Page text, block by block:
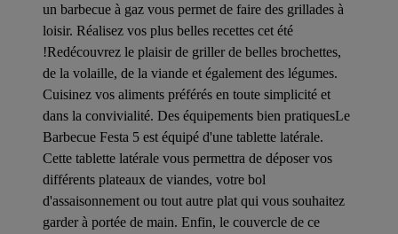
un barbecue à gaz vous permet de faire des grillades à
loisir. Réalisez vos plus belles recettes cet été
!Redécouvrez le plaisir de griller de belles brochettes,
de la volaille, de la viande et également des légumes.
Cuisinez vos aliments préférés en toute simplicité et
dans la convivialité. Des équipements bien pratiquesLe
Barbecue Festa 5 est équipé d'une tablette latérale.
Cette tablette latérale vous permettra de déposer vos
différents plateaux de viandes, votre bol
d'assaisonnement ou tout autre plat qui vous souhaitez
garder à portée de main. Enfin, le couvercle de ce